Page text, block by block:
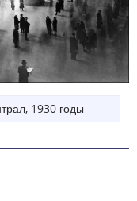
1930 годы